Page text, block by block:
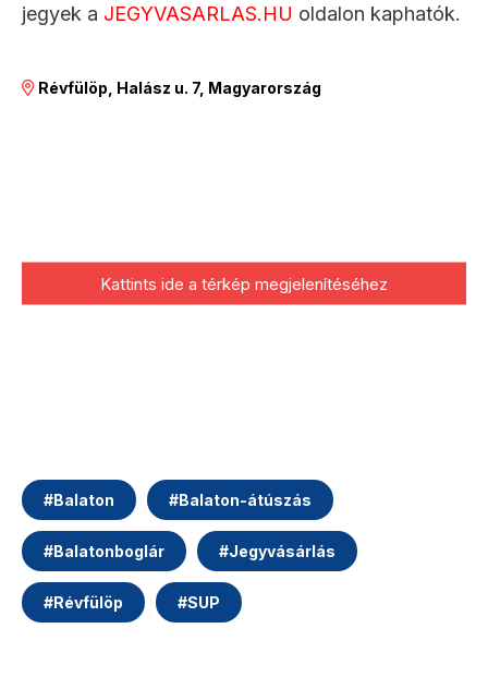
jegyek a JEGYVASARLAS.HU oldalon kaphatók.
Révfülöp, Halász u. 7, Magyarország
Kattints ide a térkép megjelenítéséhez
#Balaton #Balaton-átúszás
#Balatonboglár #Jegyvásárlás
#Révfülöp #SUP